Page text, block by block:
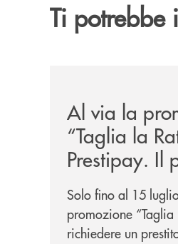
Ti potrebbe
Al via la
“Taglia la
Prestipay. Il
personale
per te!
Solo fino al 15
promozione
richiedere un